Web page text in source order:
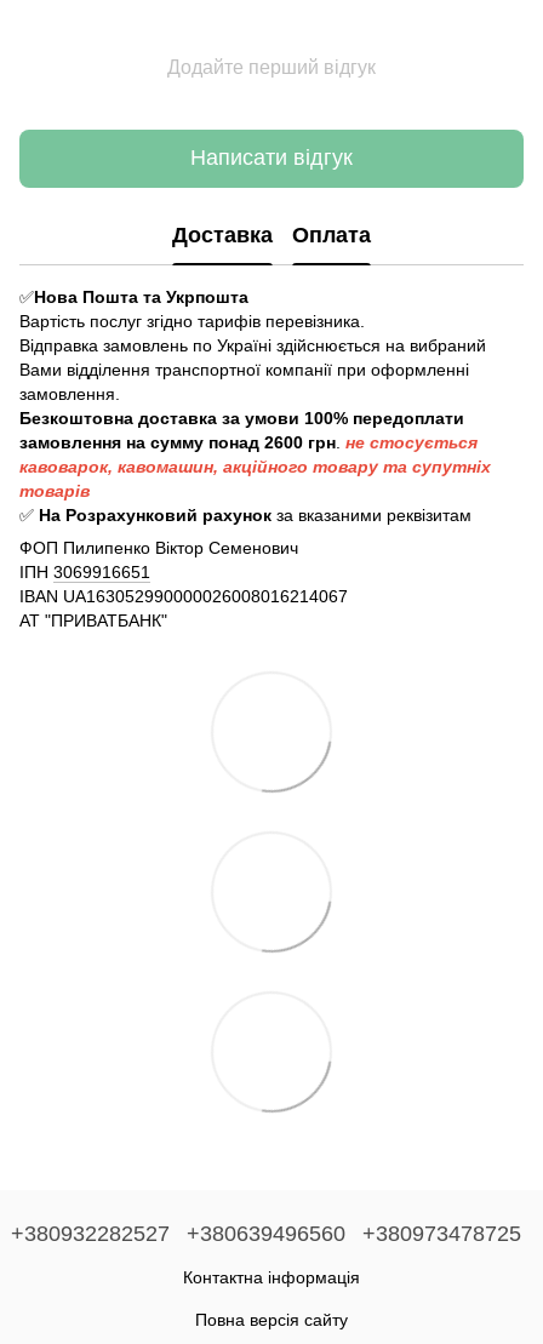
Додайте перший відгук
Написати відгук
Доставка Оплата
✅Нова Пошта та Укрпошта
Вартість послуг згідно тарифів перевізника.
Відправка замовлень по Україні здійснюється на вибраний
Вами відділення транспортної компанії при оформленні
замовлення.
Безкоштовна доставка за умови 100% передоплати
замовлення на сумму понад 2600 грн не стосується
кавоварок, кавомашин, акційного товару та супутніх
товарів
✅ На Розрахунковий рахунок за вказаними реквізитам
ФОП Пилипенко Віктор Семенович
ІПН 3069916651
IBAN UA163052990000026008016214067
АТ "ПРИВАТБАНК"
+380932282527 +380639496560 +380973478725
Контактна інформація
Повна версія сайту